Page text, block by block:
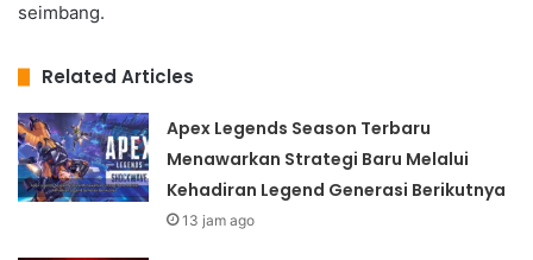
seimbang.
Related Articles
Apex Legends Season Terbaru
Menawarkan Strategi Baru Melalui
Kehadiran Legend Generasi Berikutnya
13 jam ago